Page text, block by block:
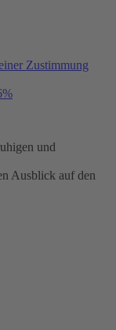
Zustimmung
und
Ausblick auf den